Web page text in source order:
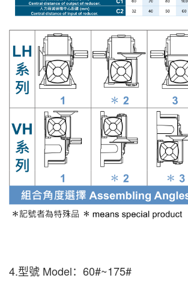
4.型號 Model：60#~175#